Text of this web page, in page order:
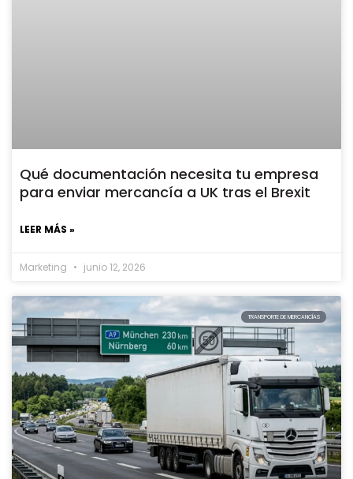
Qué documentación necesita tu empresa
para enviar mercancía a UK tras el Brexit
LEER MÁS »
Marketing junio 12, 2026
TRANSPORTE DE MERCANCÍAS